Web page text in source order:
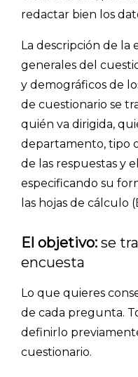
redactar bien los
La descripción de la
generales del
y demográficos de
de cuestionario se
quién va dirigida,
departamento, tipo
de las respuestas y
especificando su
las hojas de cálculo
El objetivo: se
encuesta
Lo que quieres
de cada pregunta.
definirlo
cuestionario.